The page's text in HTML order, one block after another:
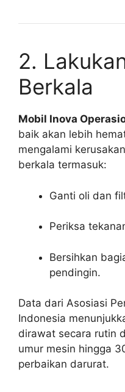
2.
Berkala
Mobil Inova
baik akan lebih
mengalami
berkala termasuk:
Ganti oli dan
Periksa
Bersihkan
pendingin.
Data dari Asosiasi
Indonesia
dirawat secara rutin
umur mesin hingga
perbaikan darurat.